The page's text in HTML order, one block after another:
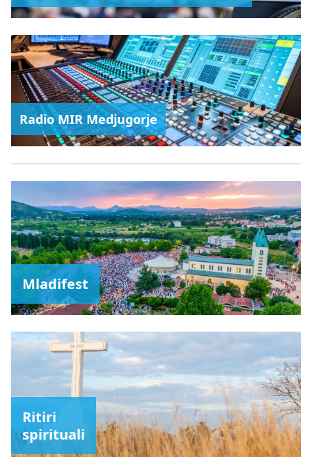
Radio MIR Medjugorje
Mladifest
Ritiri
spirituali